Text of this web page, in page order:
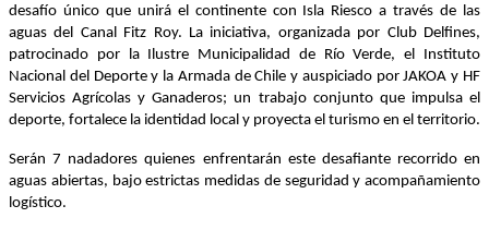
desafío único que unirá el continente con Isla Riesco a través de las
aguas del Canal Fitz Roy. La iniciativa, organizada por Club Delfines,
patrocinado por la Ilustre Municipalidad de Río Verde, el Instituto
Nacional del Deporte y la Armada de Chile y auspiciado por JAKOA y HF
Servicios Agrícolas y Ganaderos; un trabajo conjunto que impulsa el
deporte, fortalece la identidad local y proyecta el turismo en el territorio.
Serán 7 nadadores quienes enfrentarán este desafiante recorrido en
aguas abiertas, bajo estrictas medidas de seguridad y acompañamiento
logístico.